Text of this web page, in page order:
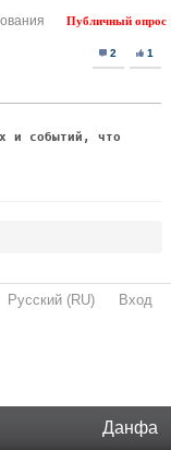
Данфа
Публичный опрос
2 1
и событий, что
Русский (RU) Вход